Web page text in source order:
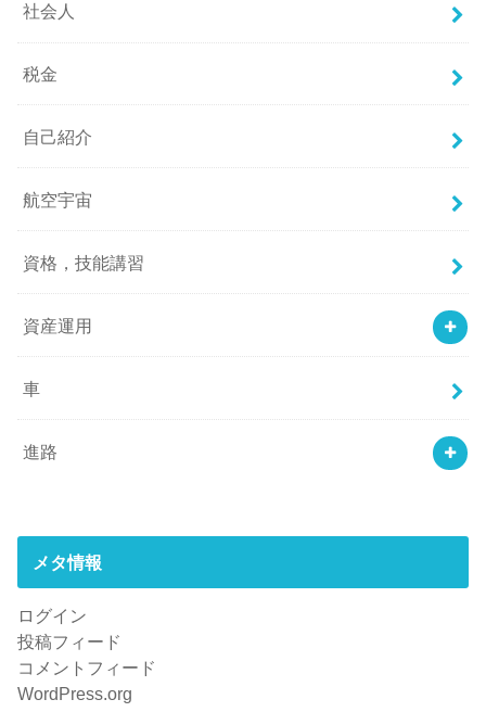
社会人
税金
自己紹介
航空宇宙
資格，技能講習
資産運用
車
進路
メタ情報
ログイン
投稿フィード
コメントフィード
WordPress.org